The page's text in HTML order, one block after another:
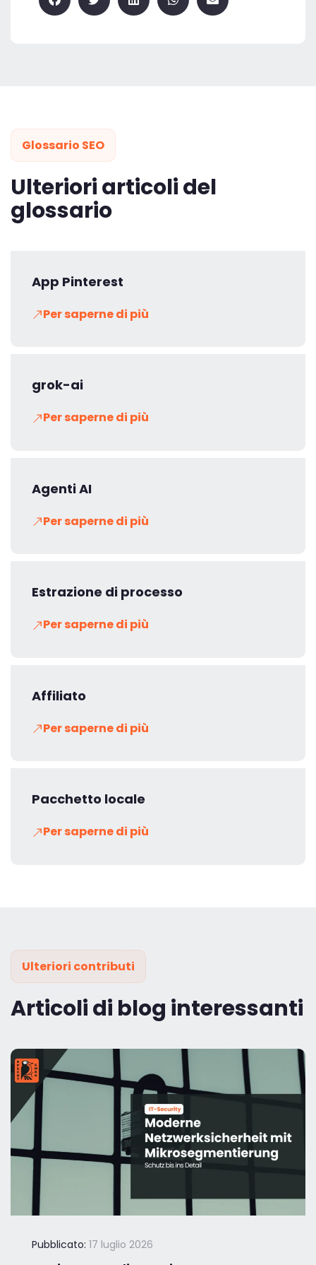
Glossario SEO
Ulteriori articoli del
glossario
App Pinterest
Per saperne di più
grok-ai
Per saperne di più
Agenti AI
Per saperne di più
Estrazione di processo
Per saperne di più
Affiliato
Per saperne di più
Pacchetto locale
Per saperne di più
Ulteriori contributi
Articoli di blog interessanti
Pubblicato: 17 luglio 2026